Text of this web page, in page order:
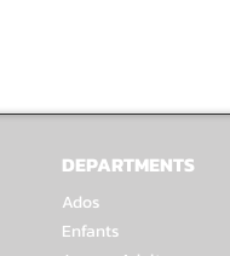
DEPARTMENTS
Ados
Enfants